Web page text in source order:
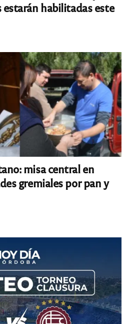
estarán habilitadas este
misa central en
gremiales por pan y